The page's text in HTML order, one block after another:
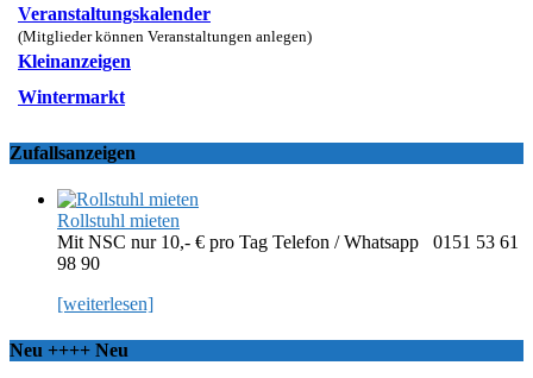
Veranstaltungskalender
(Mitglieder können Veranstaltungen anlegen)
Kleinanzeigen
Wintermarkt
Zufallsanzeigen
Rollstuhl mieten
Mit NSC nur 10,- € pro Tag Telefon / Whatsapp 0151 53 61
98 90
[weiterlesen]
Neu ++++ Neu